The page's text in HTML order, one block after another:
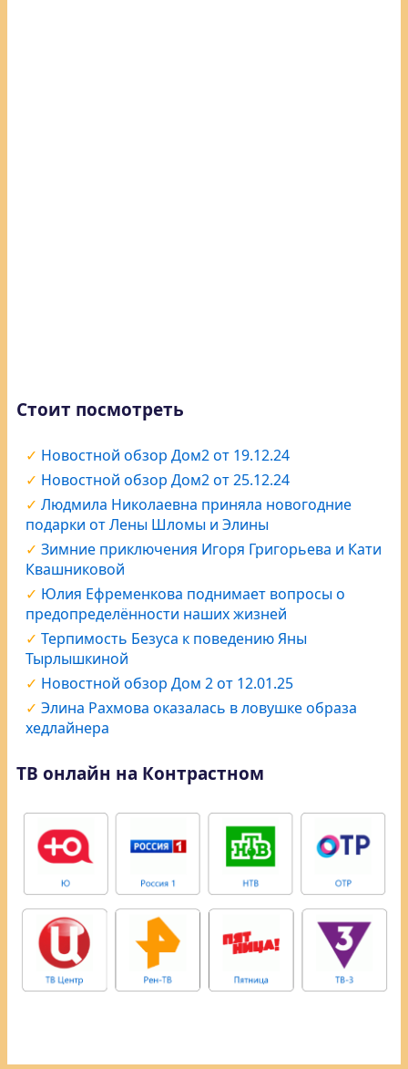
Стоит посмотреть
Новостной обзор Дом2 от 19.12.24
Новостной обзор Дом2 от 25.12.24
Людмила Николаевна приняла новогодние
подарки от Лены Шломы и Элины
Зимние приключения Игоря Григорьева и Кати
Квашниковой
Юлия Ефременкова поднимает вопросы о
предопределённости наших жизней
Терпимость Безуса к поведению Яны
Тырлышкиной
Новостной обзор Дом 2 от 12.01.25
Элина Рахмова оказалась в ловушке образа
хедлайнера
ТВ онлайн на Контрастном